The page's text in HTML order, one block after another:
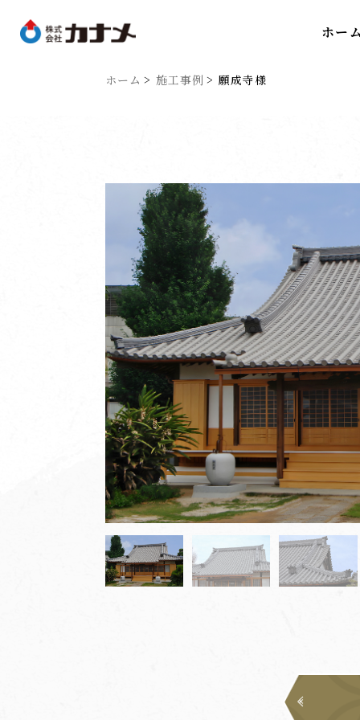
ホー
ホーム 施工事例 願成寺様